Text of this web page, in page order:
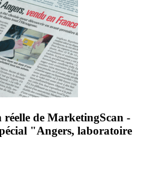
réelle de MarketingScan -
"Angers, laboratoire